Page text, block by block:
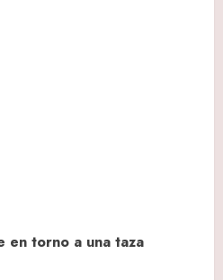
en torno a una taza